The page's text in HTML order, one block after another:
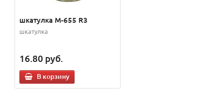
шкатулка M-655 R3
шкатулка
16.80 руб.
В корзину